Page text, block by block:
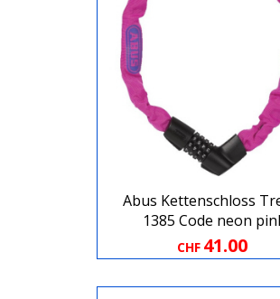
Abus Kettenschloss
1385 Code neon
CHF 41.00